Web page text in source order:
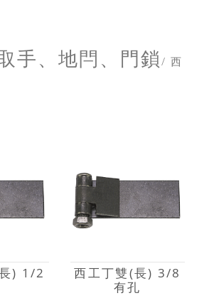
手、地閂、門鎖 / 西
) 1/2
西工丁雙(長) 3/8
有孔